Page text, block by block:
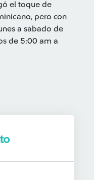
el toque de
pero con
a sabado de
de 5:00 am a